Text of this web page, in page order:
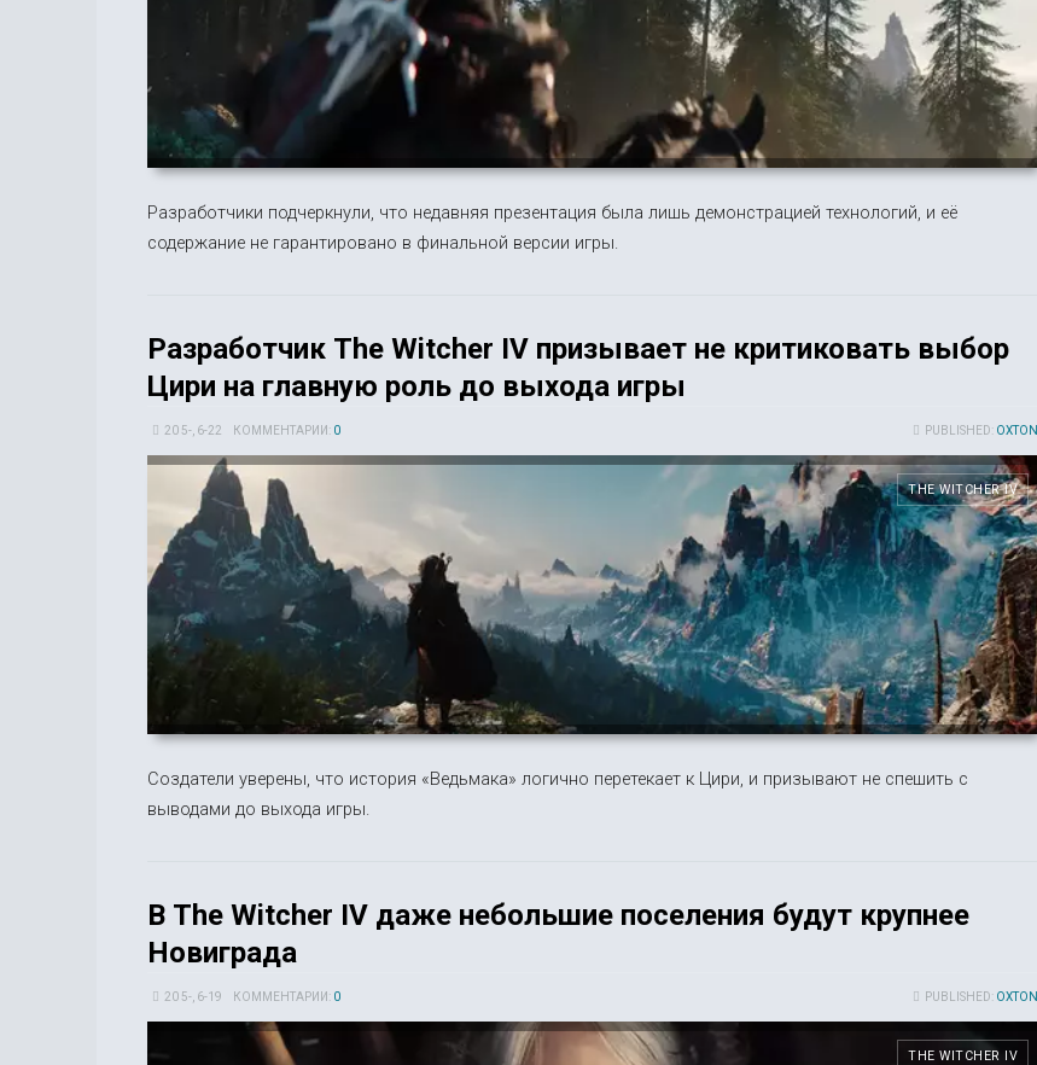
Разработчики подчеркнули, что недавняя презентация была лишь демонстрацией технологий, и её
содержание не гарантировано в финальной версии игры.
Разработчик The Witcher IV призывает не критиковать выбор
Цири на главную роль до выхода игры
PUBLISHED: OXTON
20 5-, 6-22 КОММЕНТАРИИ: 0
THE WITCHER IV
Создатели уверены, что история «Ведьмака» логично перетекает к Цири, и призывают не спешить с
выводами до выхода игры.
В The Witcher IV даже небольшие поселения будут крупнее
Новиграда
PUBLISHED: OXTON
20 5-, 6-19 КОММЕНТАРИИ: 0
THE WITCHER IV